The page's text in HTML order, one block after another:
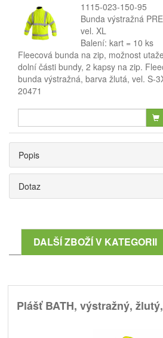
1115-023-150-95
Bunda výstražná
vel. XL
Balení: kart = 10 ks
Fleecová bunda na zip, možnost
dolní části bundy, 2 kapsy na zip.
bunda výstražná, barva žlutá, vel. S-
20471
Popis
Dotaz
DALŠÍ ZBOŽÍ V KATEGORII
Plášť BATH, výstražný,